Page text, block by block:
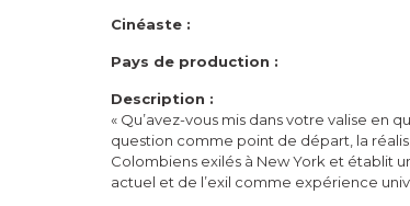
Cinéaste :
Pays de production :
Description :
« Qu’avez-vous mis dans votre valise en
question comme point de départ, la
Colombiens exilés à New York et établit
actuel et de l’exil comme expérience